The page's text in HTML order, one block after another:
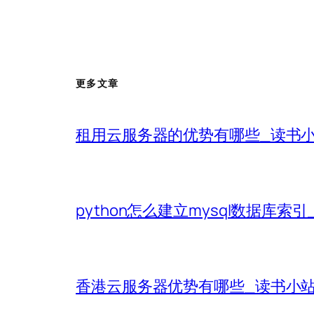
更多文章
租用云服务器的优势有哪些_读书
python怎么建立mysql数据库索引
香港云服务器优势有哪些_读书小